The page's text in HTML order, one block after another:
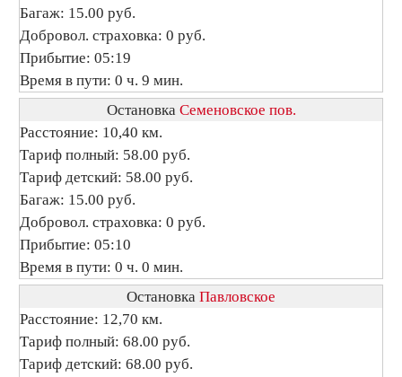
Багаж: 15.00 руб.
Добровол. страховка: 0 руб.
Прибытие: 05:19
Время в пути: 0 ч. 9 мин.
Остановка Семеновское пов.
Расстояние: 10,40 км.
Тариф полный: 58.00 руб.
Тариф детский: 58.00 руб.
Багаж: 15.00 руб.
Добровол. страховка: 0 руб.
Прибытие: 05:10
Время в пути: 0 ч. 0 мин.
Остановка Павловское
Расстояние: 12,70 км.
Тариф полный: 68.00 руб.
Тариф детский: 68.00 руб.